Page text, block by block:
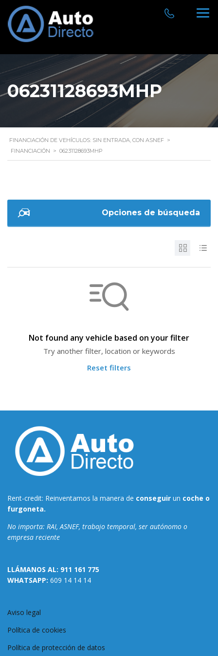
06231128693MHP
FINANCIACIÓN DE VEHÍCULOS: SIN ENTRADA, CON ASNEF >
FINANCIACIÓN > 06231128693MHP
Opciones de búsqueda
Not found any vehicle based on your filter
Try another filter, location or keywords
Reset filters
Rent-credit: Reinventamos la manera de conseguir un coche o
furgoneta.
No importa: RAI, ASNEF, trabajo temporal, ser autónomo o
empresa reciente
LLÁMANOS AL: 911 161 775
WHATSAPP: 609 14 14 14
Aviso legal
Política de cookies
Política de protección de datos